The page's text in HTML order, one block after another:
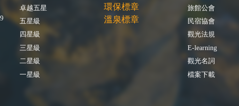
卓越五星
五星級
四星級
三星級
二星級
一星級
環保標章
溫泉標章
旅館公會
民宿協會
觀光法規
E-learning
觀光名詞
檔案下載